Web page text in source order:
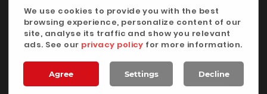
digitalgreen
Política de Privacidade
We use cookies to provide you with the best
browsing experience, personalize content of our
site, analyse its traffic and show you relevant
ads. See our privacy policy for more information.
Agree Settings Decline